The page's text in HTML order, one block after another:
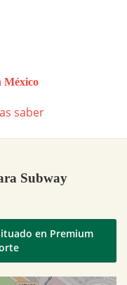
México
saber
Subway
en Premium